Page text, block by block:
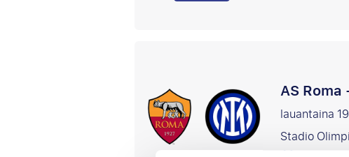
AS
lauantaina
Stadio